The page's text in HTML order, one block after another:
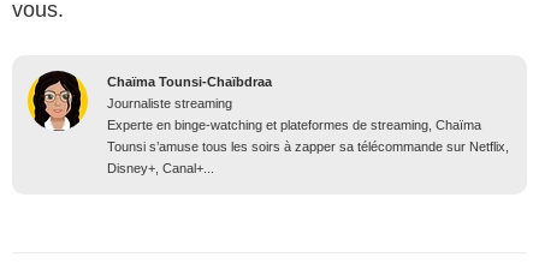
vous.
Chaïma Tounsi-Chaïbdraa
Journaliste streaming
Experte en binge-watching et plateformes de streaming, Chaïma
Tounsi s’amuse tous les soirs à zapper sa télécommande sur Netflix,
Disney+, Canal+...